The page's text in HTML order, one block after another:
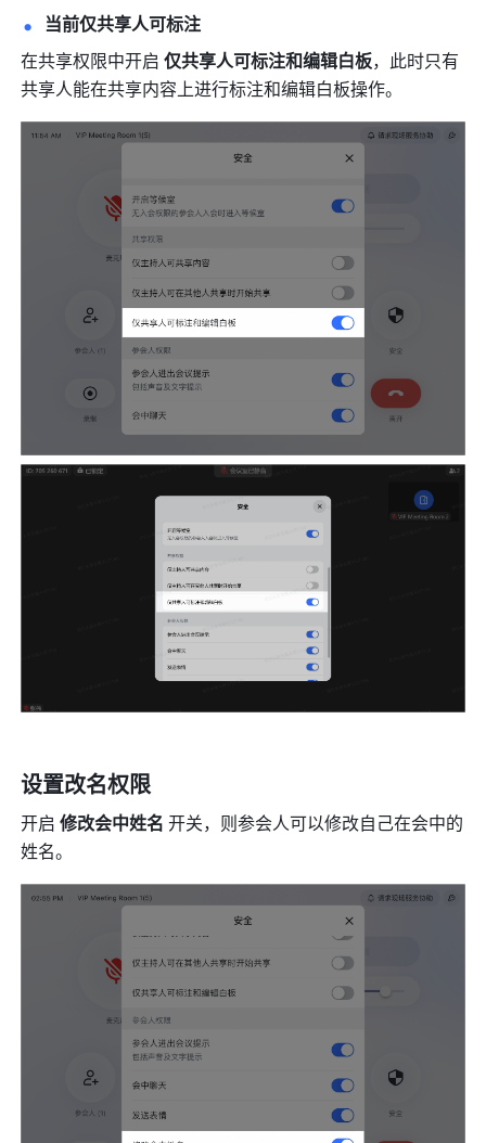
当前仅共享人可标注
在共享权限中开启 仅共享人可标注和编辑白板，此时只有
共享人能在共享内容上进行标注和编辑白板操作。
设置改名权限
开启 修改会中姓名 开关，则参会人可以修改自己在会中的
姓名。